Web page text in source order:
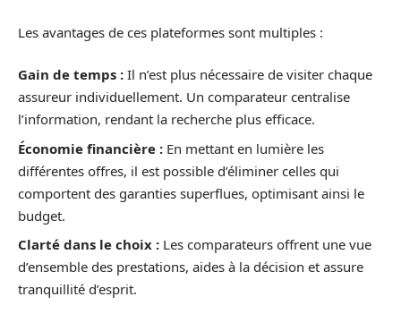
Les avantages de ces plateformes sont multiples :
Gain de temps : Il n’est plus nécessaire de visiter chaque
assureur individuellement. Un comparateur centralise
l’information, rendant la recherche plus efficace.
Économie financière : En mettant en lumière les
différentes offres, il est possible d’éliminer celles qui
comportent des garanties superflues, optimisant ainsi le
budget.
Clarté dans le choix : Les comparateurs offrent une vue
d’ensemble des prestations, aides à la décision et assure
tranquillité d’esprit.